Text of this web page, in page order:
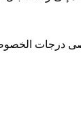
درجات